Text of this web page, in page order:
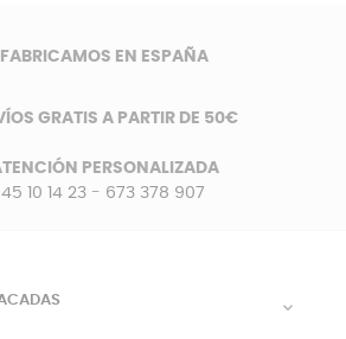
FABRICAMOS EN ESPAÑA
GRATIS A PARTIR DE 50€
PERSONALIZADA
10 14 23- 673 378 907
